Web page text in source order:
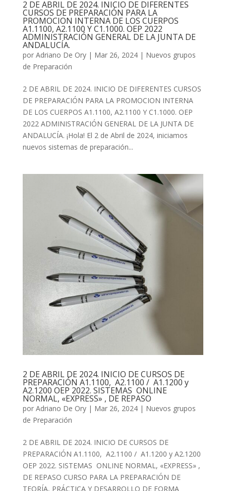
2 DE ABRIL DE 2024. INICIO DE DIFERENTES
CURSOS DE PREPARACIÓN PARA LA
PROMOCION INTERNA DE LOS CUERPOS
A1.1100, A2.1100 Y C1.1000. OEP 2022
ADMINISTRACIÓN GENERAL DE LA JUNTA DE
ANDALUCÍA.
por Adriano De Ory| Mar 26, 2024| Nuevos grupos
de Preparación
2 DE ABRIL DE 2024. INICIO DE DIFERENTES CURSOS
DE PREPARACIÓN PARA LA PROMOCION INTERNA
DE LOS CUERPOS A1.1100, A2.1100 Y C1.1000. OEP
2022 ADMINISTRACIÓN GENERAL DE LA JUNTA DE
ANDALUCÍA. ¡Hola! El 2 de Abril de 2024, iniciamos
nuevos sistemas de preparación...
2 DE ABRIL DE 2024. INICIO DE CURSOS DE
PREPARACIÓN A1.1100, A2.1100 / A1.1200 y
A2.1200 OEP 2022. SISTEMAS ONLINE
NORMAL, «EXPRESS» , DE REPASO
por Adriano De Ory| Mar 26, 2024| Nuevos grupos
de Preparación
2 DE ABRIL DE 2024. INICIO DE CURSOS DE
PREPARACIÓN A1.1100, A2.1100 / A1.1200 y A2.1200
OEP 2022. SISTEMAS ONLINE NORMAL, «EXPRESS» ,
DE REPASO CURSO PARA LA PREPARACIÓN DE
TEORÍA, PRÁCTICA Y DESARROLLO DE FORMA